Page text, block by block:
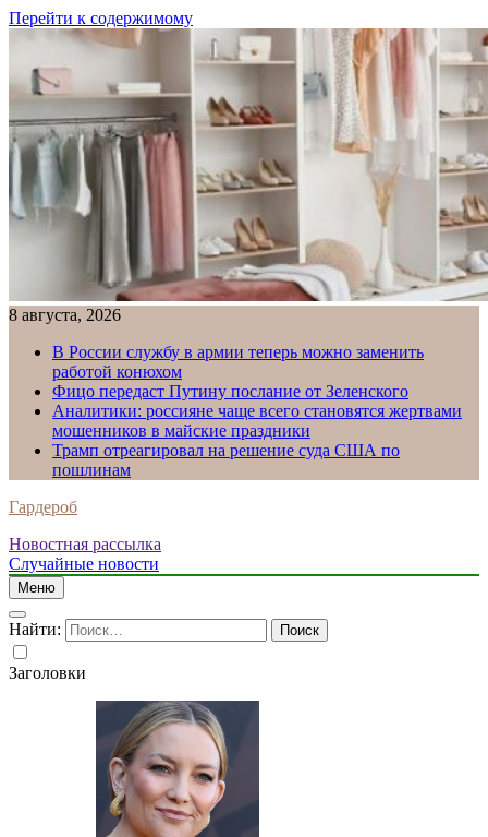
Перейти к содержимому
8 августа, 2026
В России службу в армии теперь можно заменить
работой конюхом
Фицо передаст Путину послание от Зеленского
Аналитики: россияне чаще всего становятся жертвами
мошенников в майские праздники
Трамп отреагировал на решение суда США по
пошлинам
Гардероб
Новостная рассылка
Случайные новости
Меню
Найти:
Заголовки